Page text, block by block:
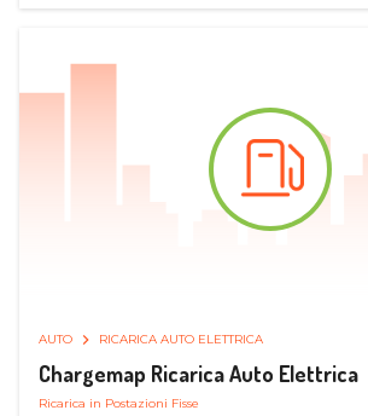
AUTO RICARICA AUTO ELETTRICA
Chargemap Ricarica Auto Elettrica
Ricarica in Postazioni Fisse